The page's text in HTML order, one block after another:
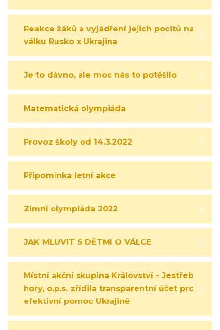
Reakce žáků a vyjádření jejich pocitů na
válku Rusko x Ukrajina
Je to dávno, ale moc nás to potěšilo
Matematická olympiáda
Provoz školy od 14.3.2022
Připomínka letní akce
Zimní olympiáda 2022
JAK MLUVIT S DĚTMI O VÁLCE
Místní akční skupina Království - Jestřebí
hory, o.p.s. zřídila transparentní účet pro
efektivní pomoc Ukrajině